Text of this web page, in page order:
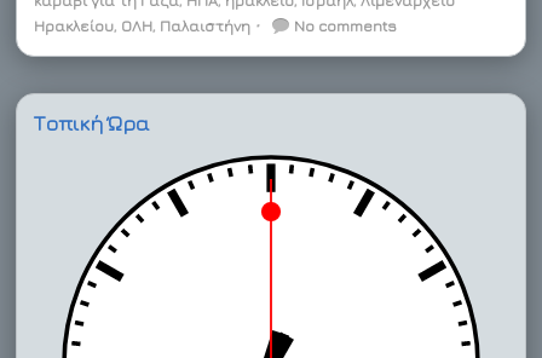
k
n
s
t
d
Ηρακλείου, ΟΛΗ, Παλαιστήνη ⋅ No comments
Τοπική Ώρα